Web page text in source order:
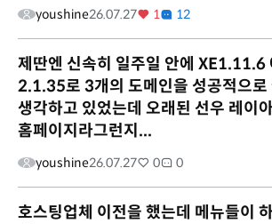
youshine26.07.27 1 12
제딴엔 신속히 일주일 안에
2.1.35로 3개의 도메인을 성공적으로
생각하고 있었는데 오래된 선우 레이
홈페이지라그런지...
youshine26.07.27 0 0
호스팅업체 이전을 했는데 메뉴들이